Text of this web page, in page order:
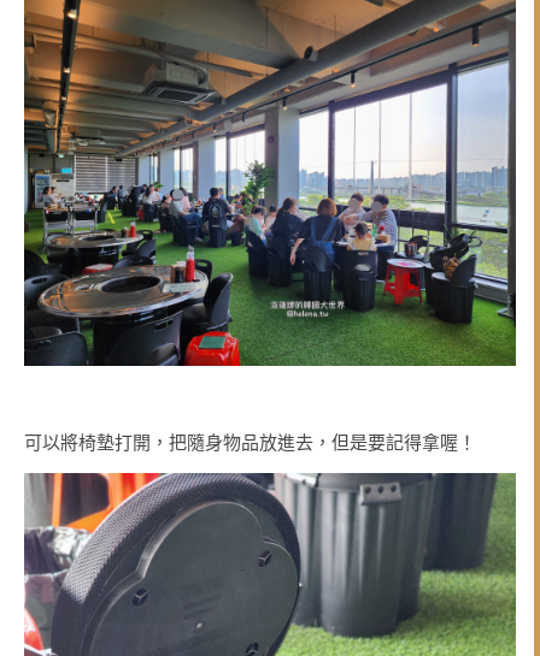
可以將椅墊打開，把隨身物品放進去，但是要記得拿喔！